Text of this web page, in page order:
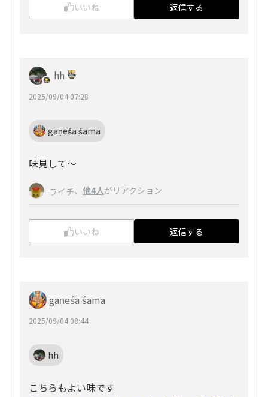
いいね 返信する
hh
2025/09/04 07:28
gaṇeśa śama
味見して～
ライチ、 他4人がリアクション
いいね 返信する
gaṇeśa śama
2025/09/04 08:44
hh
こちらもよい味です